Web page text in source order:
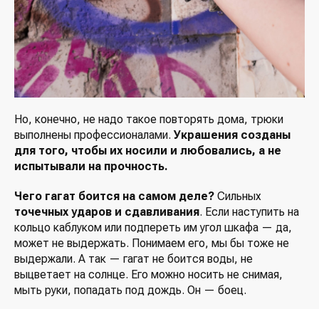
Но, конечно, не надо такое повторять дома, трюки
выполнены профессионалами. Украшения созданы
для того, чтобы их носили и любовались, а не
испытывали на прочность.
Чего гагат боится на самом деле? Сильных
точечных ударов и сдавливания. Если наступить на
кольцо каблуком или подпереть им угол шкафа — да,
может не выдержать. Понимаем его, мы бы тоже не
выдержали. А так — гагат не боится воды, не
выцветает на солнце. Его можно носить не снимая,
мыть руки, попадать под дождь. Он — боец.